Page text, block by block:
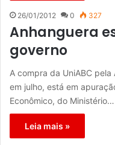
26/01/2012 0 327
Anhanguera
governo
A compra da UniABC
em julho, está em
Econômico, do Ministério…
Leia mais »